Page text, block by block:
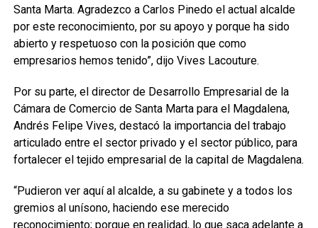
Santa Marta. Agradezco a Carlos Pinedo el actual alcalde
por este reconocimiento, por su apoyo y porque ha sido
abierto y respetuoso con la posición que como
empresarios hemos tenido”, dijo Vives Lacouture.
Por su parte, el director de Desarrollo Empresarial de la
Cámara de Comercio de Santa Marta para el Magdalena,
Andrés Felipe Vives, destacó la importancia del trabajo
articulado entre el sector privado y el sector público, para
fortalecer el tejido empresarial de la capital de Magdalena.
“Pudieron ver aquí al alcalde, a su gabinete y a todos los
gremios al unísono, haciendo ese merecido
reconocimiento; porque en realidad, lo que saca adelante a